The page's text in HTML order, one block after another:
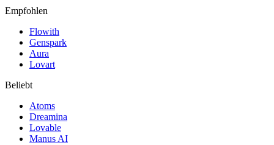
Empfohlen
Flowith
Genspark
Aura
Lovart
Beliebt
Atoms
Dreamina
Lovable
Manus AI